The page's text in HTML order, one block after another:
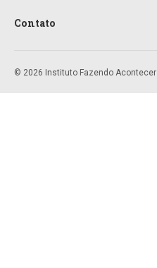
Contato
© 2026 Instituto Fazendo Acontecer